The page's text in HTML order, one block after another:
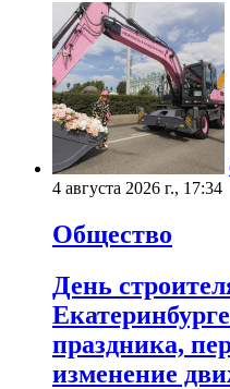
4 августа 2026 г., 17:34
Общество
День
праздника,
изменение